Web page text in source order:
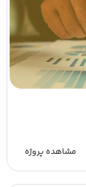
مشاهده پروژه